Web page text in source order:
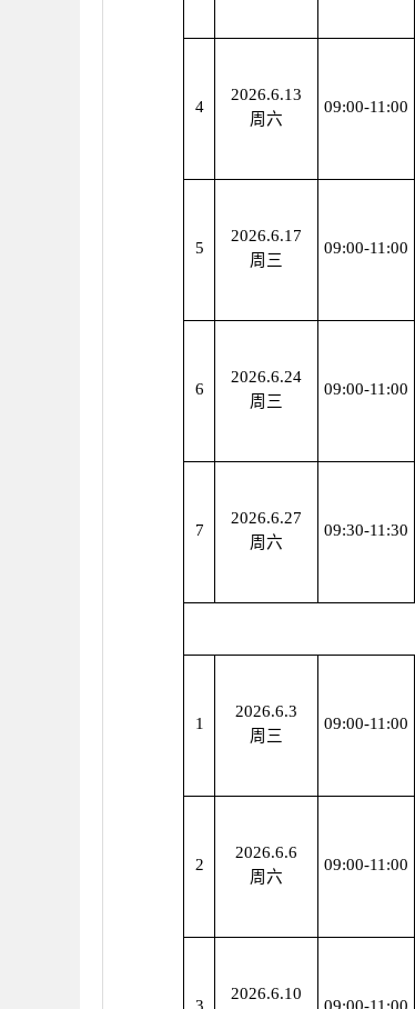
4
2026.6.13
周六
09:00-11:00
5
2026.6.17
周三
09:00-11:00
6
2026.6.24
周三
09:00-11:00
7
2026.6.27
周六
09:30-11:30
1
2026.6.3
周三
09:00-11:00
2
2026.6.6
周六
09:00-11:00
2026.6.10